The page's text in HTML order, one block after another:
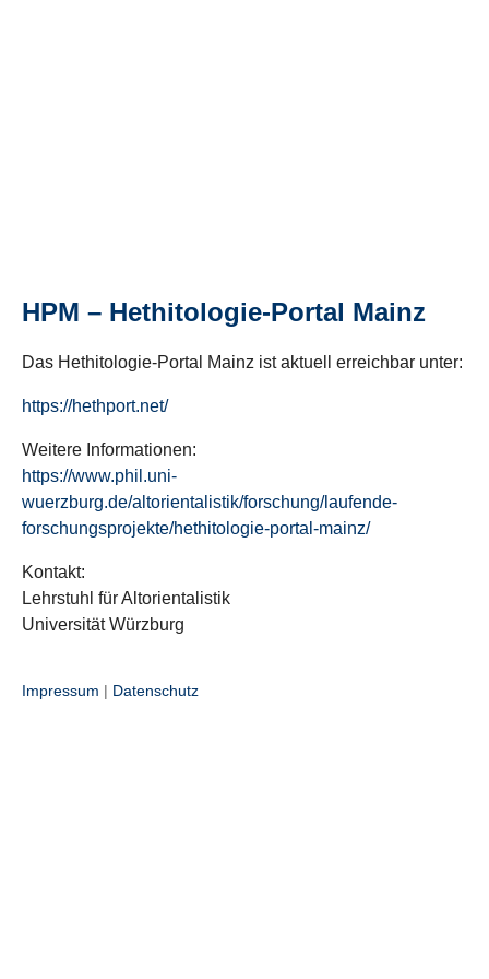
HPM – Hethitologie-Portal Mainz
Das Hethitologie-Portal Mainz ist aktuell erreichbar unter:
https://hethport.net/
Weitere Informationen:
https://www.phil.uni-
wuerzburg.de/altorientalistik/forschung/laufende-
forschungsprojekte/hethitologie-portal-mainz/
Kontakt:
Lehrstuhl für Altorientalistik
Universität Würzburg
Impressum | Datenschutz